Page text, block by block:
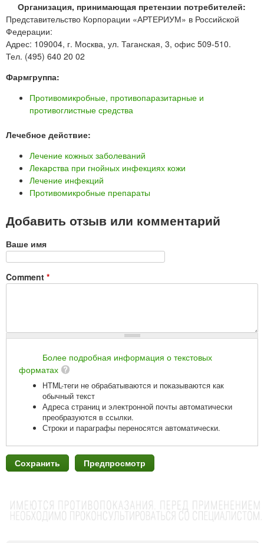
Организация, принимающая претензии потребителей:
Представительство Корпорации «АРТЕРИУМ» в Российской
Федерации:
Адрес: 109004, г. Москва, ул. Таганская, 3, офис 509-510.
Тел. (495) 640 20 02
Фармгруппа:
Противомикробные, противопаразитарные и
противоглистные средства
Лечебное действие:
Лечение кожных заболеваний
Лекарства при гнойных инфекциях кожи
Лечение инфекций
Противомикробные препараты
Добавить отзыв или комментарий
Ваше имя
Comment *
Более подробная информация о текстовых
форматах
HTML-теги не обрабатываются и показываются как
обычный текст
Адреса страниц и электронной почты автоматически
преобразуются в ссылки.
Строки и параграфы переносятся автоматически.